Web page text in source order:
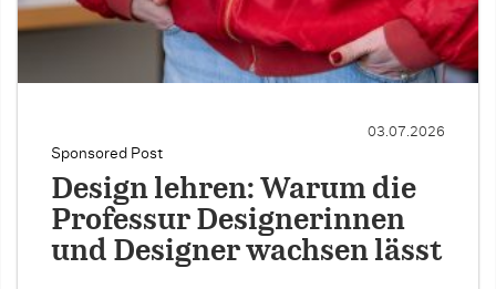
Sponsored Post
03.07.2026
Design lehren: Warum die
Professur Designerinnen
und Designer wachsen lässt